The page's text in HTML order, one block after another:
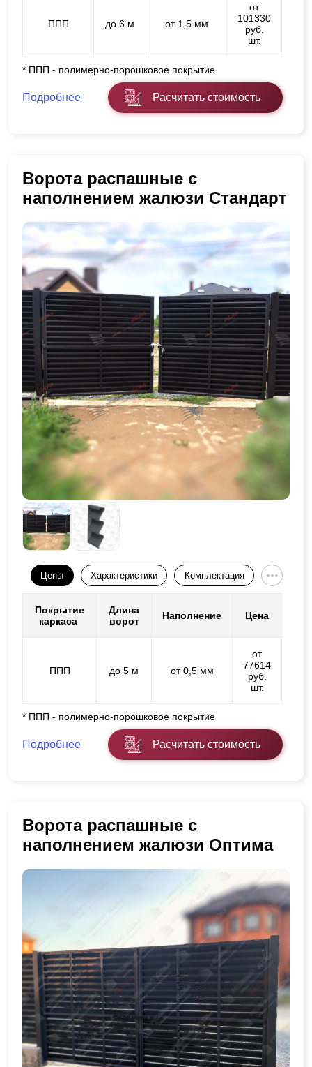
ППП до 6 м от 1,5 мм
от
101330
руб.
шт.
* ППП - полимерно-порошковое покрытие
Подробнее Расчитать стоимость
Ворота распашные с
наполнением жалюзи Стандарт
Цены Характеристики Комплектация
Покрытие
каркаса
Длина
ворот
Наполнение Цена
ППП до 5 м от 0,5 мм
от
77614
руб.
шт.
* ППП - полимерно-порошковое покрытие
Подробнее Расчитать стоимость
Ворота распашные с
наполнением жалюзи Оптима